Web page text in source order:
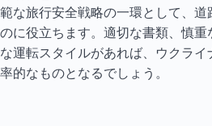
範な旅行安全戦略の一環として、
のに役立ちます。適切な書類、慎
な運転スタイルがあれば、ウクラ
率的なものとなるでしょう。